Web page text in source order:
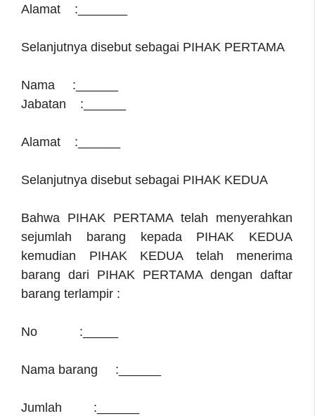
Alamat :_______
Selanjutnya disebut sebagai PIHAK PERTAMA
Nama :______
Jabatan :______
Alamat :______
Selanjutnya disebut sebagai PIHAK KEDUA
Bahwa PIHAK PERTAMA telah menyerahkan
sejumlah barang kepada PIHAK KEDUA
kemudian PIHAK KEDUA telah menerima
barang dari PIHAK PERTAMA dengan daftar
barang terlampir :
No :_____
Nama barang :______
Jumlah :______